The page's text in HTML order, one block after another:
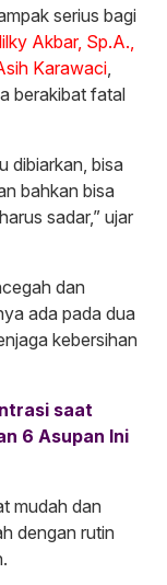
serius bagi
Akbar, Sp.A.,
Karawaci,
berakibat fatal
dibiarkan, bisa
bahkan bisa
sadar,” ujar
dan
ada pada dua
kebersihan
saat
6 Asupan Ini
mudah dan
dengan rutin